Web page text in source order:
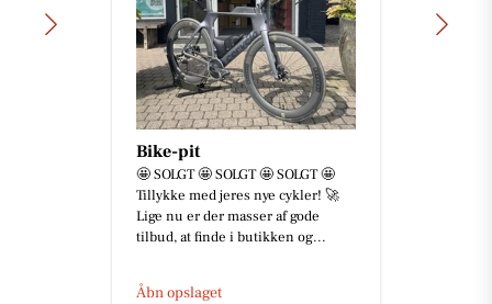
Bike-pit
🤩 SOLGT 🤩 SOLGT 🤩 SOLGT 🤩
Tillykke med jeres nye cykler! 🚀
Lige nu er der masser af gode
tilbud, at finde i butikken og...
Åbn opslaget